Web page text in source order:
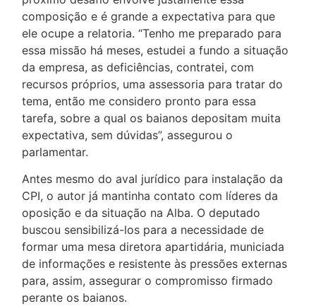
composição e é grande a expectativa para que
ele ocupe a relatoria. “Tenho me preparado para
essa missão há meses, estudei a fundo a situação
da empresa, as deficiências, contratei, com
recursos próprios, uma assessoria para tratar do
tema, então me considero pronto para essa
tarefa, sobre a qual os baianos depositam muita
expectativa, sem dúvidas”, assegurou o
parlamentar.
Antes mesmo do aval jurídico para instalação da
CPI, o autor já mantinha contato com líderes da
oposição e da situação na Alba. O deputado
buscou sensibilizá-los para a necessidade de
formar uma mesa diretora apartidária, municiada
de informações e resistente às pressões externas
para, assim, assegurar o compromisso firmado
perante os baianos.